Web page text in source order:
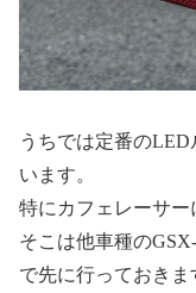
うちでは定番の
います。
特にカフェレーサー
そこは他車種の
で先に行っておき